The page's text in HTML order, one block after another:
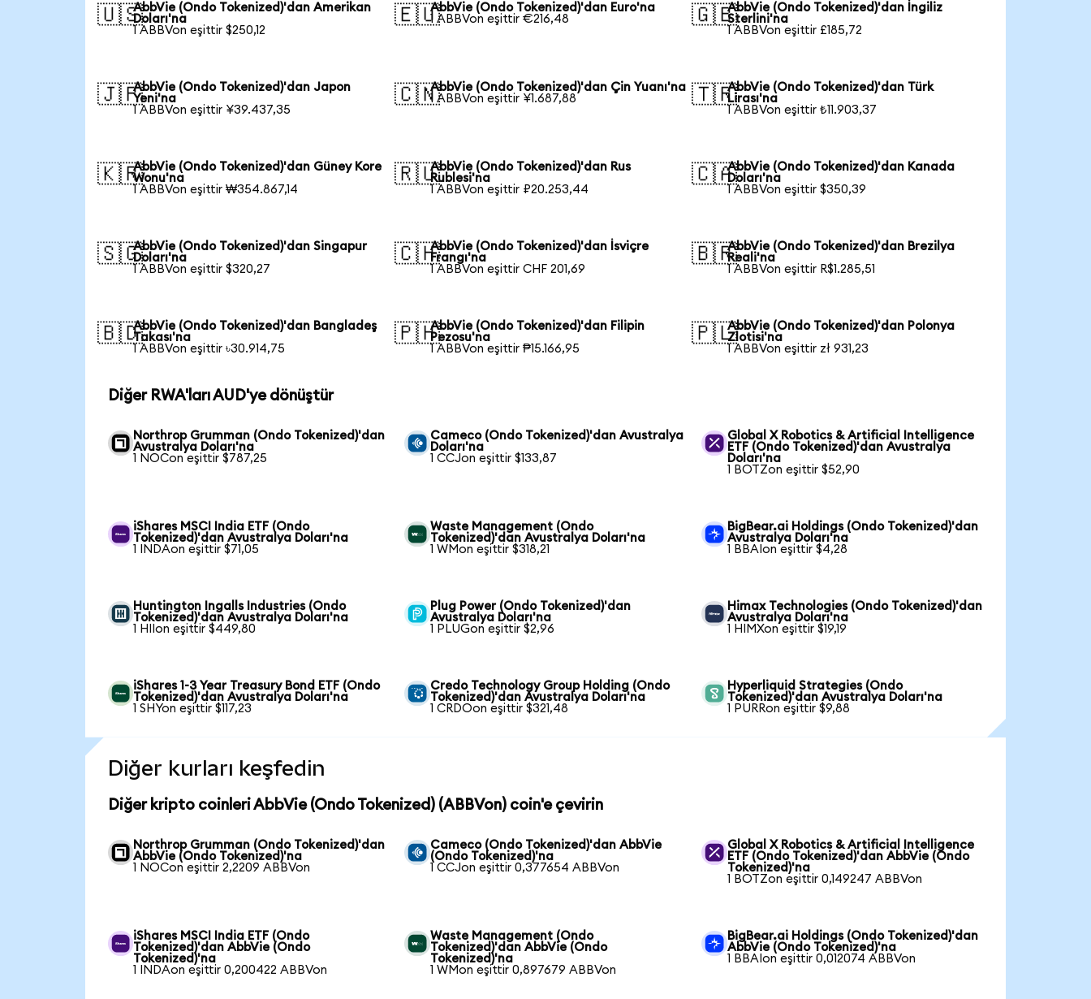
🇺🇸AbbVie (Ondo Tokenized)'dan Amerikan
Doları'na
1 ABBVon eşittir $250,12
🇪🇺AbbVie (Ondo Tokenized)'dan Euro'na
1 ABBVon eşittir €216,48
🇬🇧AbbVie (Ondo Tokenized)'dan İngiliz
Sterlini'na
1 ABBVon eşittir £185,72
🇯🇵AbbVie (Ondo Tokenized)'dan Japon
Yeni'na
1 ABBVon eşittir ¥39.437,35
🇨🇳AbbVie (Ondo Tokenized)'dan Çin Yuanı'na
1 ABBVon eşittir ¥1.687,88
🇹🇷AbbVie (Ondo Tokenized)'dan Türk
Lirası'na
1 ABBVon eşittir ₺11.903,37
🇰🇷AbbVie (Ondo Tokenized)'dan Güney Kore
Wonu'na
1 ABBVon eşittir ₩354.867,14
🇷🇺AbbVie (Ondo Tokenized)'dan Rus
Rublesi'na
1 ABBVon eşittir ₽20.253,44
🇨🇦AbbVie (Ondo Tokenized)'dan Kanada
Doları'na
1 ABBVon eşittir $350,39
🇸🇬AbbVie (Ondo Tokenized)'dan Singapur
Doları'na
1 ABBVon eşittir $320,27
🇨🇭AbbVie (Ondo Tokenized)'dan İsviçre
Frangı'na
1 ABBVon eşittir CHF 201,69
🇧🇷AbbVie (Ondo Tokenized)'dan Brezilya
Reali'na
1 ABBVon eşittir R$1.285,51
🇧🇩AbbVie (Ondo Tokenized)'dan Bangladeş
Takası'na
1 ABBVon eşittir ৳30.914,75
🇵🇭AbbVie (Ondo Tokenized)'dan Filipin
Pezosu'na
1 ABBVon eşittir ₱15.166,95
🇵🇱AbbVie (Ondo Tokenized)'dan Polonya
Zlotisi'na
1 ABBVon eşittir zł 931,23
Diğer RWA'ları AUD'ye dönüştür
Northrop Grumman (Ondo Tokenized)'dan
Avustralya Doları'na
1 NOCon eşittir $787,25
Cameco (Ondo Tokenized)'dan Avustralya
Doları'na
1 CCJon eşittir $133,87
Global X Robotics & Artificial Intelligence
ETF (Ondo Tokenized)'dan Avustralya
Doları'na
1 BOTZon eşittir $52,90
iShares MSCI India ETF (Ondo
Tokenized)'dan Avustralya Doları'na
1 INDAon eşittir $71,05
Waste Management (Ondo
Tokenized)'dan Avustralya Doları'na
1 WMon eşittir $318,21
BigBear.ai Holdings (Ondo Tokenized)'dan
Avustralya Doları'na
1 BBAIon eşittir $4,28
Huntington Ingalls Industries (Ondo
Tokenized)'dan Avustralya Doları'na
1 HIIon eşittir $449,80
Plug Power (Ondo Tokenized)'dan
Avustralya Doları'na
1 PLUGon eşittir $2,96
Himax Technologies (Ondo Tokenized)'dan
Avustralya Doları'na
1 HIMXon eşittir $19,19
iShares 1-3 Year Treasury Bond ETF (Ondo
Tokenized)'dan Avustralya Doları'na
1 SHYon eşittir $117,23
Credo Technology Group Holding (Ondo
Tokenized)'dan Avustralya Doları'na
1 CRDOon eşittir $321,48
Hyperliquid Strategies (Ondo
Tokenized)'dan Avustralya Doları'na
1 PURRon eşittir $9,88
Diğer kurları keşfedin
Diğer kripto coinleri AbbVie (Ondo Tokenized) (ABBVon) coin'e çevirin
Northrop Grumman (Ondo Tokenized)'dan
AbbVie (Ondo Tokenized)'na
1 NOCon eşittir 2,2209 ABBVon
Cameco (Ondo Tokenized)'dan AbbVie
(Ondo Tokenized)'na
1 CCJon eşittir 0,377654 ABBVon
Global X Robotics & Artificial Intelligence
ETF (Ondo Tokenized)'dan AbbVie (Ondo
Tokenized)'na
1 BOTZon eşittir 0,149247 ABBVon
iShares MSCI India ETF (Ondo
Tokenized)'dan AbbVie (Ondo
Tokenized)'na
1 INDAon eşittir 0,200422 ABBVon
Waste Management (Ondo
Tokenized)'dan AbbVie (Ondo
Tokenized)'na
1 WMon eşittir 0,897679 ABBVon
BigBear.ai Holdings (Ondo Tokenized)'dan
AbbVie (Ondo Tokenized)'na
1 BBAIon eşittir 0,012074 ABBVon